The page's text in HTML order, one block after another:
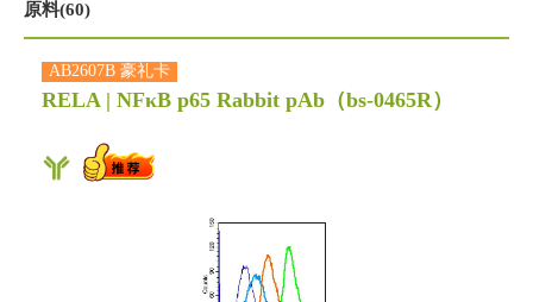
原料(60)
AB2607B 豪礼卡
RELA | NFκB p65 Rabbit pAb （bs-0465R）